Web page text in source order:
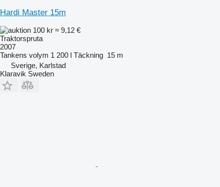
Hardi Master 15m
100 kr ≈ 9,12 €
Traktorspruta
2007
Tankens volym 1 200 l Täckning 15 m
Sverige, Karlstad
Klaravik Sweden